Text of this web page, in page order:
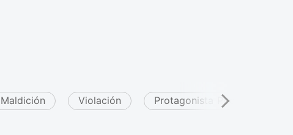
Maldición Violación Protagonista Poderosa